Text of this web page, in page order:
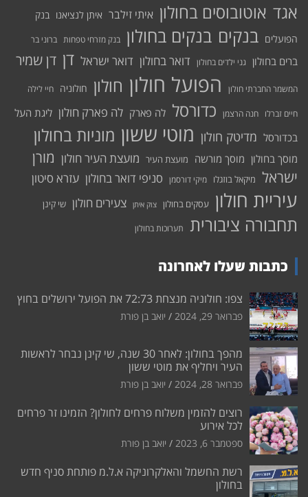
אגד אוטובוסים בחולון איתי זילבר איתן לנציאנו בנק
הפועלים בנקים בנקים בחולון בנק מזרחי טפחות ברוני בר
ברים בחולון גני ילדים בחולון דואר בחולון דואר ישראל דן דן שמיר
המשמר החברתי חולון הפועל חולון חולון חולוניה חיי לילה
חיים זברלו חנה הרצמן כדורסל לה פארק לה פארק חולון ליגת העל
בכדורסל מדיטק חולון מוטי ששון מוניות בחולון
מוסך בחולון מוסך מורשה מועצת העיר מועצת העיר חולון מורן
ישראל מיקאל בוזגלו מיקי דורסמן סניפי דואר בחולון עזרא סיטון
עיריית חולון עסקים בחולון צוק איתן צעירים חולון שי קינן
תחבורה ציבורית תערוכות בחולון
כתבות שעלו לאחרונה
צפו: חולוניה מנצחת 72:73 את הפועל ירושלים בחוץ
פברואר 29, 2024 יואב בן פורת
מהפך בחולון: לאחר 30 שנה, שי קינן נבחר לראשות
העיר ויחליף את מוטי ששון
פברואר 28, 2024 יואב בן פורת
רוצים להזמין משלוח פרחים לחולון? הזמינו זר פרחים
לכל אירוע
ספטמבר 6, 2023 יואב בן פורת
רשת החשמל והאלקרוניקה א.ל.מ פותחת סניף חדש
בחולון